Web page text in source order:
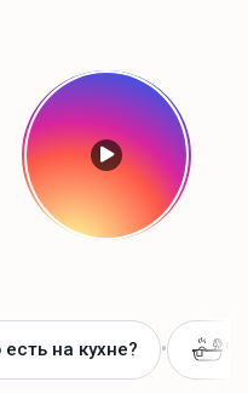
есть на кухне? •